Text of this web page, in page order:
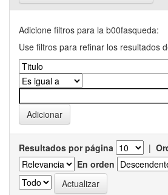
Adicione filtros para la b00fasqueda:
Use filtros para refinar los resultados
Resultados por página |
En orden